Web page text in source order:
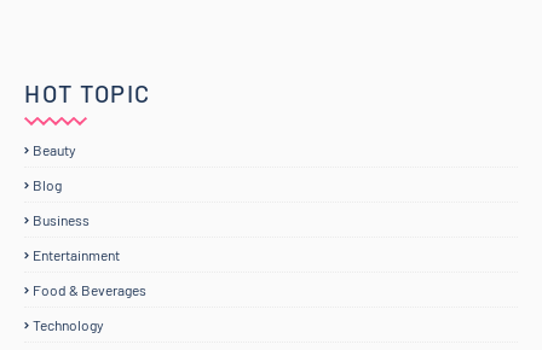
HOT TOPIC
Beauty
Blog
Business
Entertainment
Food & Beverages
Technology